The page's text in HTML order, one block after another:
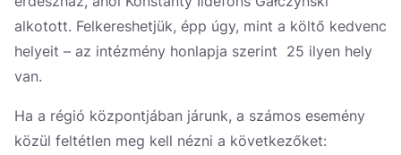
alkotott. Felkereshetjük, épp úgy, mint a költő kedvenc
helyeit – az intézmény honlapja szerint 25 ilyen hely
van.
Ha a régió központjában járunk, a számos esemény
közül feltétlen meg kell nézni a következőket: